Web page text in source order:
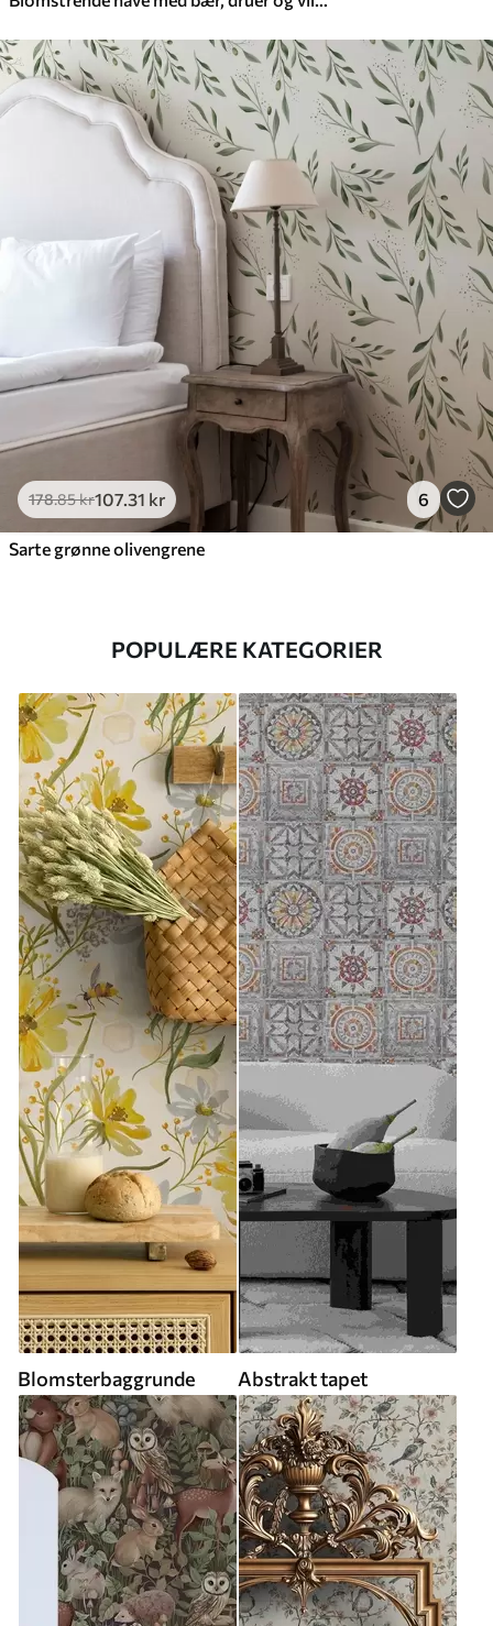
178.85kr107.31 kr 6
Sarte grønne olivengrene
POPULÆRE KATEGORIER
Blomsterbaggrunde Abstrakt tapet